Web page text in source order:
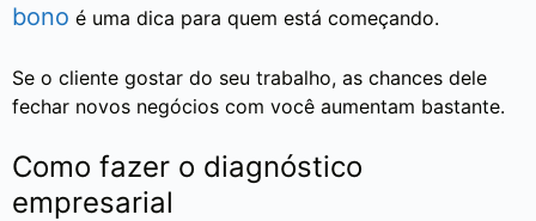
bono é uma dica para quem está começando.
Se o cliente gostar do seu trabalho, as chances dele
fechar novos negócios com você aumentam bastante.
Como fazer o diagnóstico
empresarial